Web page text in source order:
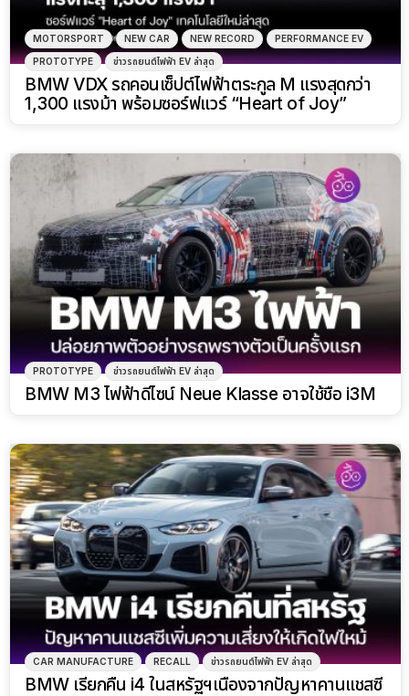
MOTORSPORT NEW CAR NEW RECORD PERFORMANCE EV
PROTOTYPE ข่าวรถยนต์ไฟฟ้า EV ล่าสุด
BMW VDX รถคอนเซ็ปต์ไฟฟ้าตระกูล M แรงสุดกว่า
1,300 แรงม้า พร้อมซอร์ฟแวร์ “Heart of Joy”
PROTOTYPE ข่าวรถยนต์ไฟฟ้า EV ล่าสุด
BMW M3 ไฟฟ้าดีไซน์ Neue Klasse อาจใช้ชื่อ i3M
CAR MANUFACTURE RECALL ข่าวรถยนต์ไฟฟ้า EV ล่าสุด
BMW เรียกคืน i4 ในสหรัฐฯเนื่องจากปัญหาคานแชสซี